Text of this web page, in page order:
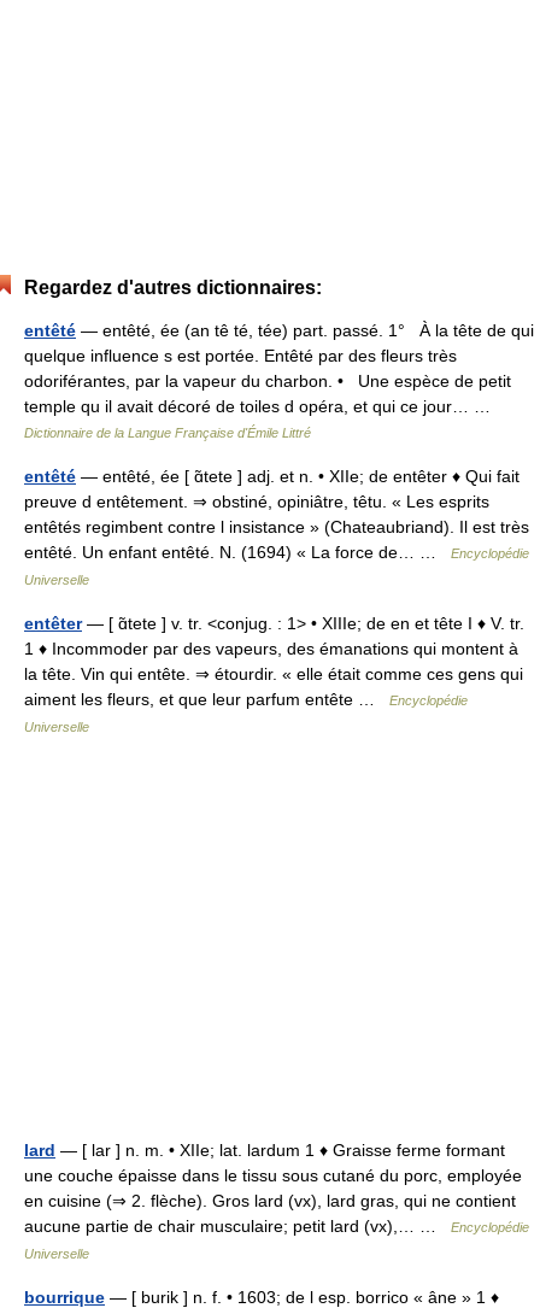
Regardez d'autres dictionnaires:
entêté — entêté, ée (an tê té, tée) part. passé. 1° À la tête de qui
quelque influence s est portée. Entêté par des fleurs très
odoriférantes, par la vapeur du charbon. • Une espèce de petit
temple qu il avait décoré de toiles d opéra, et qui ce jour… …
Dictionnaire de la Langue Française d'Émile Littré
entêté — entêté, ée [ ɑ̃tete ] adj. et n. • XIIe; de entêter ♦ Qui fait
preuve d entêtement. ⇒ obstiné, opiniâtre, têtu. « Les esprits
entêtés regimbent contre l insistance » (Chateaubriand). Il est très
entêté. Un enfant entêté. N. (1694) « La force de… …
Encyclopédie
Universelle
entêter— [ ɑ̃tete ] v. tr. <conjug. : 1> • XIIIe; de en et tête I ♦ V. tr.
1 ♦ Incommoder par des vapeurs, des émanations qui montent à
la tête. Vin qui entête. ⇒ étourdir. « elle était comme ces gens qui
aiment les fleurs, et que leur parfum entête …
Encyclopédie
Universelle
lard — [ lar ] n. m. • XIIe; lat. lardum 1 ♦ Graisse ferme formant
une couche épaisse dans le tissu sous cutané du porc, employée
en cuisine (⇒ 2. flèche). Gros lard (vx), lard gras, qui ne contient
aucune partie de chair musculaire; petit lard (vx),… …
Encyclopédie
Universelle
bourrique — [ burik ] n. f. • 1603; de l esp. borrico « âne » 1 ♦